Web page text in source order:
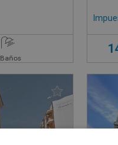
Baños